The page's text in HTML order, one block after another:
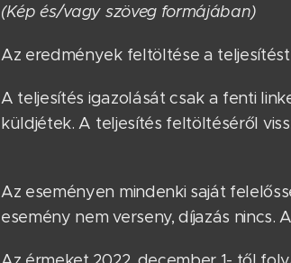
(Kép és/vagy szöveg formájában)
Az eredmények feltöltése a
A teljesítés igazolását csak a fenti
küldjétek. A teljesítés feltöltéséről
Az eseményen mindenki saját
esemény nem verseny, díjazás